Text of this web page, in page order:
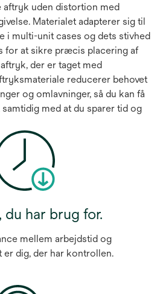
aftryk uden distortion med
Materialet adapterer sig til
multi-unit cases og dets stivhed
for at sikre præcis placering af
der er taget med
reducerer behovet
og omlavninger, så du kan få
med at du sparer tid og
du har brug for.
mellem arbejdstid og
er dig, der har kontrollen.